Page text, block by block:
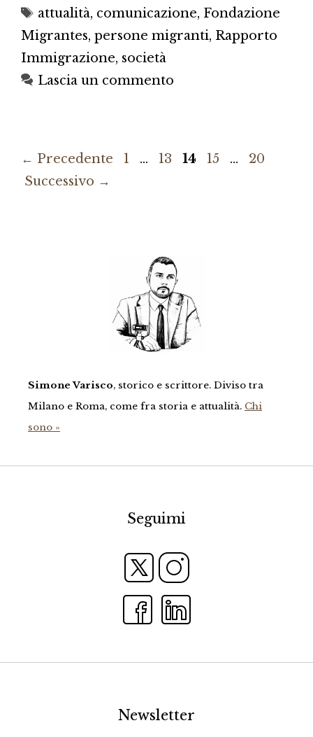
Tag
attualità, comunicazione, Fondazione
Migrantes, persone migranti, Rapporto
Immigrazione, società
Lascia un commento
← Precedente Pagina
1 … Pagina
13 Pagina
14 Pagina
15 … Pagina
20
Successivo →
Simone Varisco, storico e scrittore. Diviso tra
Milano e Roma, come fra storia e attualità. Chi
sono »
Seguimi
Newsletter